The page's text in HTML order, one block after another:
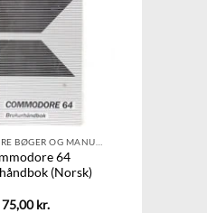
64
(Norsk)
75,00kr.